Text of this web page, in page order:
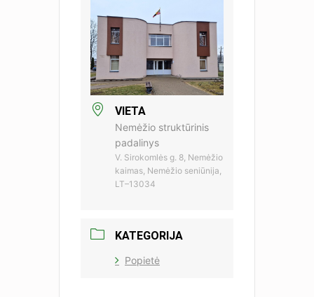
VIETA
Nemėžio struktūrinis
padalinys
V. Sirokomlės g. 8, Nemėžio
kaimas, Nemėžio seniūnija,
LT–13034
KATEGORIJA
Popietė